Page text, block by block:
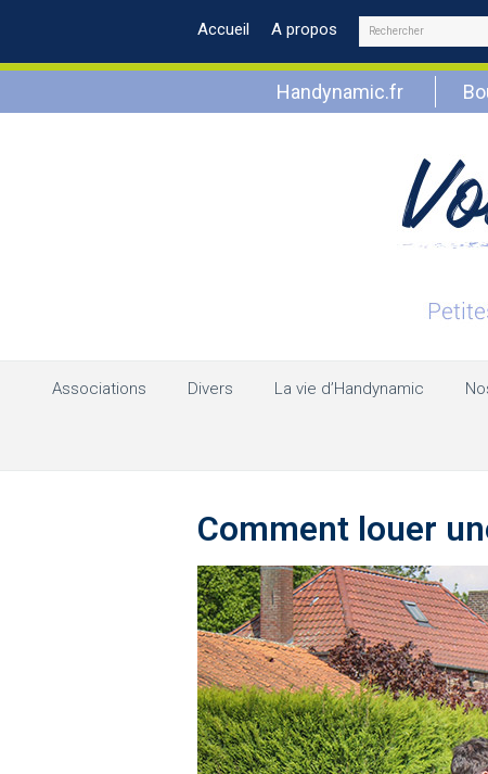
Accueil A propos Rechercher
Handynamic.fr
Associations Divers La vie d’Handynamic
Comment louer